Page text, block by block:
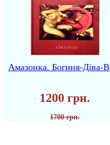
Амазонка. Богиня-Діва-
1200 грн.
1700 грн.